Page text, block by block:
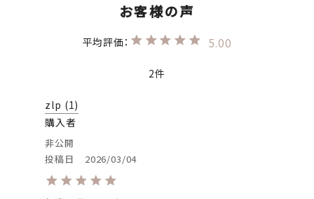
5.00
2
zlp
1
購入者
非公開
投稿日
2026/03/04